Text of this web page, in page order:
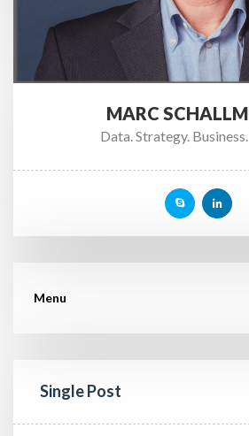
MARC
Data. Strategy.
Menu
Single Post